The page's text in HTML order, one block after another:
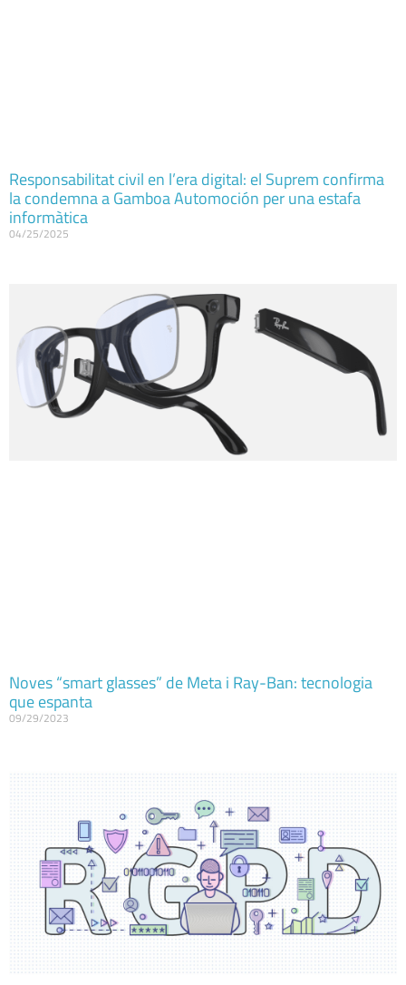
Responsabilitat civil en l’era digital: el Suprem confirma
la condemna a Gamboa Automoción per una estafa
informàtica
04/25/2025
Noves “smart glasses” de Meta i Ray-Ban: tecnologia
que espanta
09/29/2023